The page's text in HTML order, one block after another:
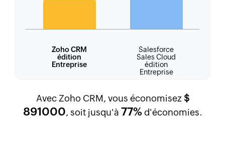
Zoho CRM
édition
Entreprise
Salesforce
Sales Cloud
édition
Entreprise
Avec Zoho CRM, vous économisez $
891000, soit jusqu'à 77%d'économies.